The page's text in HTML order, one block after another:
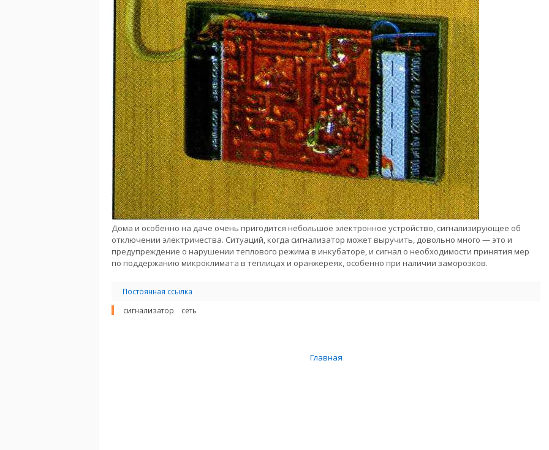
Дома и особенно на даче очень пригодится небольшое электронное устройство, сигнализирующее об
отключении электричества. Ситуаций, когда сигнализатор может выручить, довольно много — это и
предупреждение о нарушении теплового режима в инкубаторе, и сигнал о необходимости принятия мер
по поддержанию микроклимата в теплицах и оранжереях, особенно при наличии заморозков.
Постоянная ссылка
сигнализатор
сеть
Главная